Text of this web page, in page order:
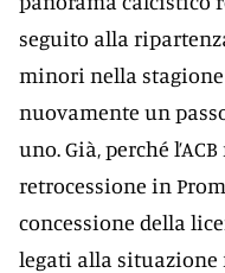
seguito alla
minori nella stagione
nuovamente un
uno. Già, perché
retrocessione in
concessione della
legati alla